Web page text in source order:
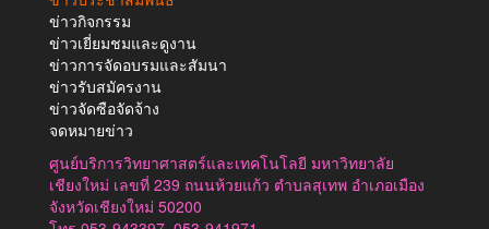
ข่าวกิจกรรม
ข่าวเยี่ยมชมและดูงาน
ข่าวการจัดอบรมและสัมนา
ข่าวรับสมัครงาน
ข่าวจัดซือจัดจ้าง
จดหมายข่าว
ศูนย์บริการวิทยาศาสตร์และเทคโนโลยี มหาวิทยาลัย
เชียงใหม่ เลขที่ 239 ถนนห้วยแก้ว ตำบลสุเทพ อำเภอเมือง
จังหวัดเชียงใหม่ 50200